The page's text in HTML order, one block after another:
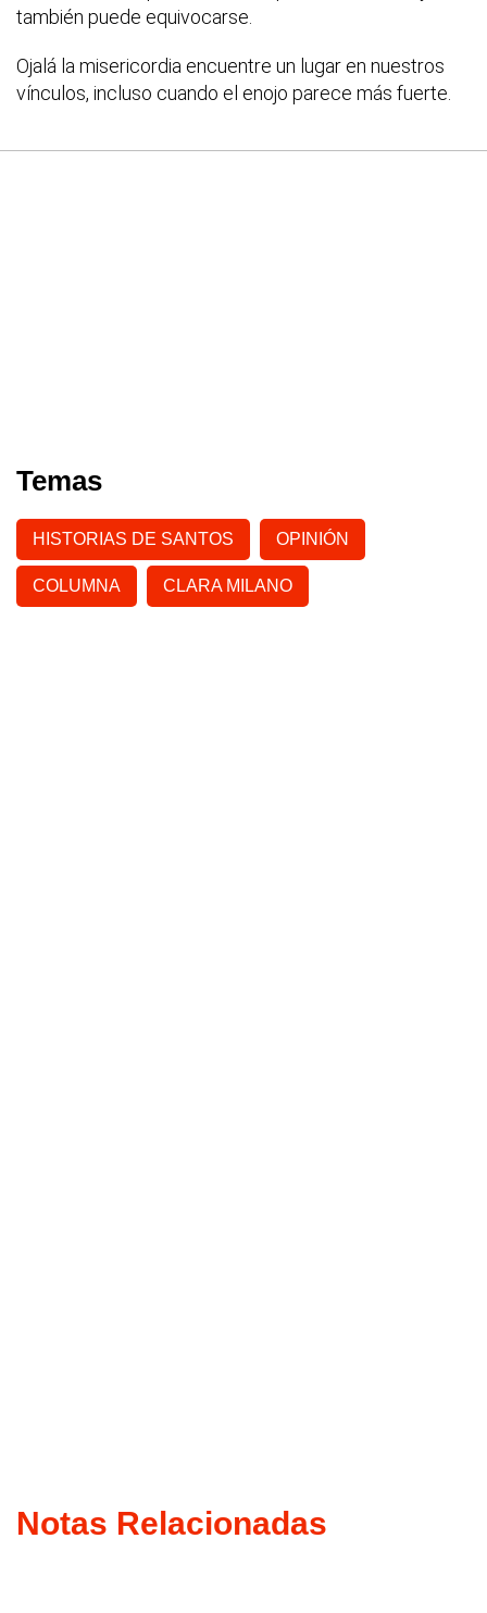
también puede equivocarse.
Ojalá la misericordia encuentre un lugar en nuestros
vínculos, incluso cuando el enojo parece más fuerte.
Temas
HISTORIAS DE SANTOS OPINIÓN
COLUMNA CLARA MILANO
Notas Relacionadas